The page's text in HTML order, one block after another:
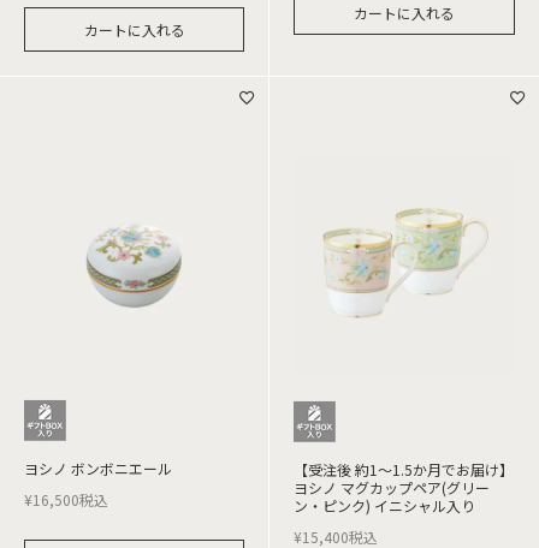
カートに入れる
カートに入れる
ヨシノ ボンボニエール
¥16,500税込
【受注後 約1～1.5か月でお届け】
ヨシノ マグカップペア(グリー
ン・ピンク) イニシャル入り
¥15,400税込